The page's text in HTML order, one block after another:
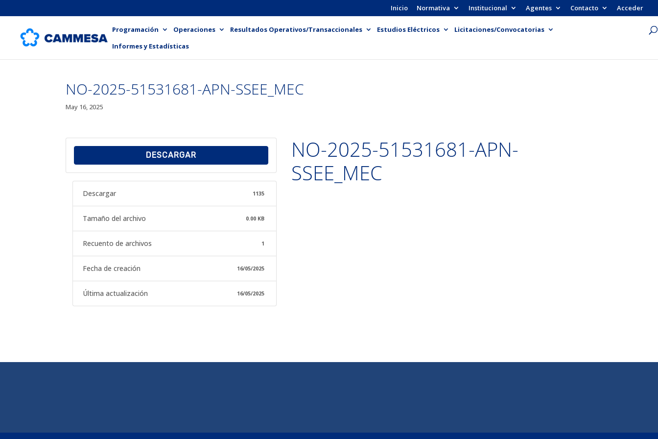
Inicio Normativa Institucional Agentes Contacto Acceder
Programación Operaciones Resultados Operativos/Transaccionales Estudios Eléctricos
Licitaciones/Convocatorias
Informes y Estadísticas
NO-2025-51531681-APN-SSEE_MEC
May 16, 2025
DESCARGAR
Descargar 1135
Tamaño del archivo 0.00 KB
Recuento de archivos 1
Fecha de creación 16/05/2025
Última actualización 16/05/2025
NO-2025-51531681-APN-
SSEE_MEC